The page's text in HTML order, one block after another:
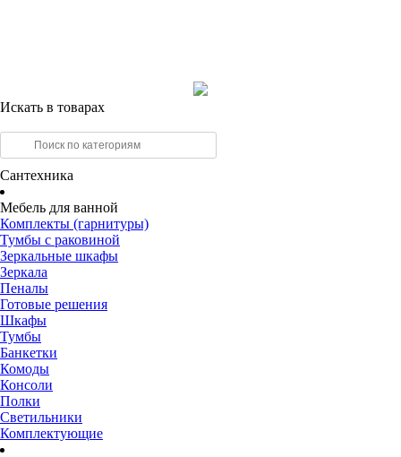
Искать в товарах
Сантехника
Мебель для ванной
Комплекты (гарнитуры)
Тумбы с раковиной
Зеркальные шкафы
Зеркала
Пеналы
Готовые решения
Шкафы
Тумбы
Банкетки
Комоды
Консоли
Полки
Светильники
Комплектующие